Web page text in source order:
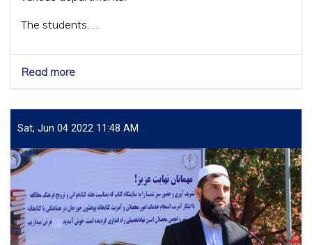
The students. . .
Read more
More
50
fourth-
students
Faculty
of
Law
Sat, Jun 04 2022 11:48 AM